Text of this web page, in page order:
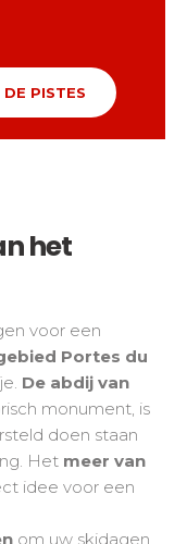
PISTES
het
voor een
Portes du
De abdij van
monument, is
doen staan
Het meer van
idee voor een
om uw skidagen